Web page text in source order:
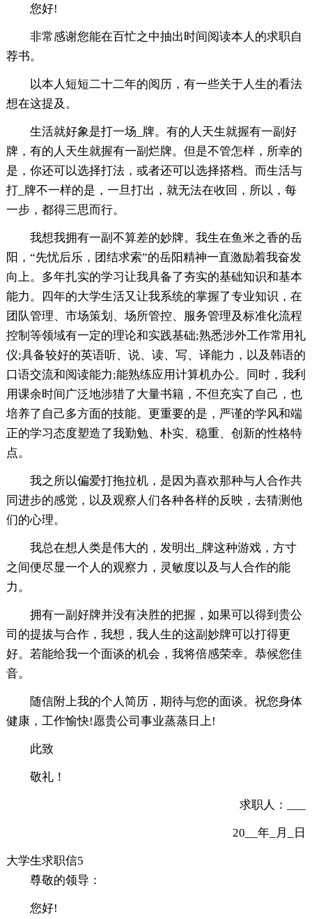
您好!
非常感谢您能在百忙之中抽出时间阅读本人的求职自
荐书。
以本人短短二十二年的阅历，有一些关于人生的看法
想在这提及。
生活就好象是打一场_牌。有的人天生就握有一副好
牌，有的人天生就握有一副烂牌。但是不管怎样，所幸的
是，你还可以选择打法，或者还可以选择搭档。而生活与
打_牌不一样的是，一旦打出，就无法在收回，所以，每
一步，都得三思而行。
我想我拥有一副不算差的妙牌。我生在鱼米之香的岳
阳，“先忧后乐，团结求索”的岳阳精神一直激励着我奋发
向上。多年扎实的学习让我具备了夯实的基础知识和基本
能力。四年的大学生活又让我系统的掌握了专业知识，在
团队管理、市场策划、场所管控、服务管理及标准化流程
控制等领域有一定的理论和实践基础;熟悉涉外工作常用礼
仪;具备较好的英语听、说、读、写、译能力，以及韩语的
口语交流和阅读能力;能熟练应用计算机办公。同时，我利
用课余时间广泛地涉猎了大量书籍，不但充实了自己，也
培养了自己多方面的技能。更重要的是，严谨的学风和端
正的学习态度塑造了我勤勉、朴实、稳重、创新的性格特
点。
我之所以偏爱打拖拉机，是因为喜欢那种与人合作共
同进步的感觉，以及观察人们各种各样的反映，去猜测他
们的心理。
我总在想人类是伟大的，发明出_牌这种游戏，方寸
之间便尽显一个人的观察力，灵敏度以及与人合作的能
力。
拥有一副好牌并没有决胜的把握，如果可以得到贵公
司的提拔与合作，我想，我人生的这副妙牌可以打得更
好。若能给我一个面谈的机会，我将倍感荣幸。恭候您佳
音。
随信附上我的个人简历，期待与您的面谈。祝您身体
健康，工作愉快!愿贵公司事业蒸蒸日上!
此致
敬礼！
求职人：___
20__年_月_日
大学生求职信5
尊敬的领导：
您好!